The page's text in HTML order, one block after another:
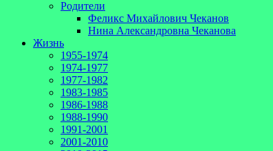
Родители
Феликс Михайлович Чеканов
Нина Александровна Чеканова
Жизнь
1955-1974
1974-1977
1977-1982
1983-1985
1986-1988
1988-1990
1991-2001
2001-2010